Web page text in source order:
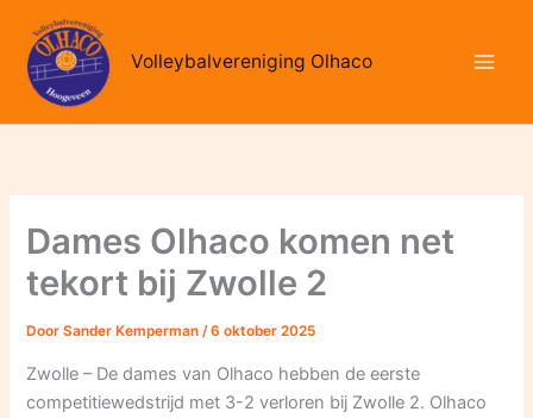
naar
inhoud
Volleybalvereniging Olhaco
Dames Olhaco komen net
tekort bij Zwolle 2
DoorSander Kemperman/6 oktober 2025
Zwolle – De dames van Olhaco hebben de eerste
competitiewedstrijd met 3-2 verloren bij Zwolle 2. Olhaco